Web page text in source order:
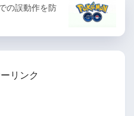
の誤動作を防
リンク